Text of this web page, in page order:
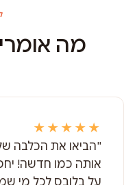
מה
★★★★★
"הביאו את הכלבה
אותה כמו חדשה!
על בלובס לכל מי